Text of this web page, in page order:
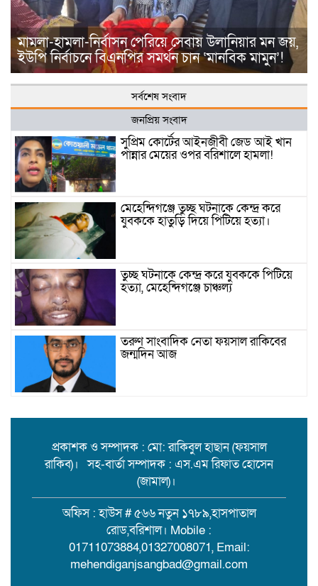
মামলা-হামলা-নির্বাসন পেরিয়ে সেবায় উলানিয়ার মন জয়,
ইউপি নির্বাচনে বিএনপির সমর্থন চান ‘মানবিক মামুন’!
সর্বশেষ সংবাদ
জনপ্রিয় সংবাদ
সুপ্রিম কোর্টের আইনজীবী জেড আই খান
পান্নার মেয়ের ওপর বরিশালে হামলা!
মেহেন্দিগঞ্জে তুচ্ছ ঘটনাকে কেন্দ্র করে
যুবককে হাতুড়ি দিয়ে পিটিয়ে হত্যা।
তুচ্ছ ঘটনাকে কেন্দ্র করে যুবককে পিটিয়ে
হত্যা, মেহেন্দিগঞ্জে চাঞ্চল্য
তরুণ সাংবাদিক নেতা ফয়সাল রাকিবের
জন্মদিন আজ
মামলা-হামলা-নির্বাসন পেরিয়ে সেবায়
উলানিয়ার মন জয়, ইউপি নির্বাচনে
বিএনপির সমর্থন চান ‘মানবিক মামুন’!
বিয়ের দাওয়াত শেষে ফেরা হলো না:
মেহেন্দীগঞ্জে ট্রলার থেকে পড়ে কিশোর
নিখোঁজ
প্রকাশক ও সম্পাদক : মো: রাকিবুল হাছান (ফয়সাল
রাকিব)। সহ-বার্তা সম্পাদক : এস.এম রিফাত হোসেন
(জামাল)।
অফিস : হাউস # ৫৬৬ নতুন ১৭৮৯,হাসপাতাল
রোড,বরিশাল। Mobile :
01711073884,01327008071, Email:
mehendiganjsangbad@gmail.com